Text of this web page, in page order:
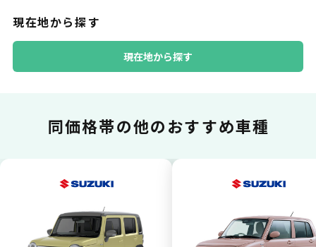
普段のお買い物同様、お車の月々利用料をカ
一括払いが可能
いままで難しかったカーリースの利用料金を
一括（一回）払いで可能。
現在地から探す
現在地から探す
同価格帯の他のおすすめ車種